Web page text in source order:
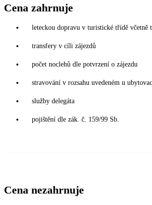
Cena zahrnuje
leteckou dopravu v turistické třídě včetně
transfery v cíli zájezdů
počet noclehů dle potvrzení o zájezdu
stravování v rozsahu uvedeném u
služby delegáta
pojištění dle zák. č. 159/99 Sb.
Cena nezahrnuje